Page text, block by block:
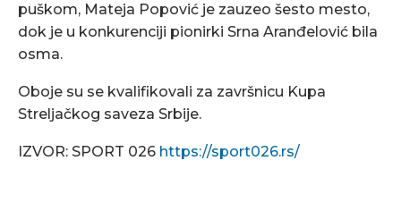
puškom, Mateja Popović je zauzeo šesto mesto,
dok je u konkurenciji pionirki Srna Aranđelović bila
osma.
Oboje su se kvalifikovali za završnicu Kupa
Streljačkog saveza Srbije.
IZVOR: SPORT 026 https://sport026.rs/